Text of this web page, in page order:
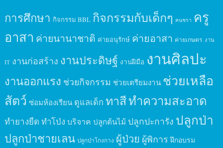
การศึกษา กิจกรรม BBL กิจกรรมกับเด็กๆ คนชรา ครู
อาสา ค่ายนานาชาติ ค่ายอนุรักษ์ ค่ายอาสา ค่ายเกษตร งาน
IT งานก่อสร้าง งานประดิษฐ์ งานฝีมือ งานศิลปะ
งานออกแรง ช่วยกิจกรรม ช่วยเตรียมงาน ช่วยเหลือ
สัตว์ ซ่อมห้องเรียน ดูแลเด็ก ทาสีทำความสะอาด
ทำยางยืด ทำโป่ง บริจาค ปลูกต้นไม้ ปลูกปะการัง ปลูกป่า
ปลูกป่าชายเลน ปลูกป่าโกงกาง ผู้ป่วย ผู้พิการ ฝึกอบรม